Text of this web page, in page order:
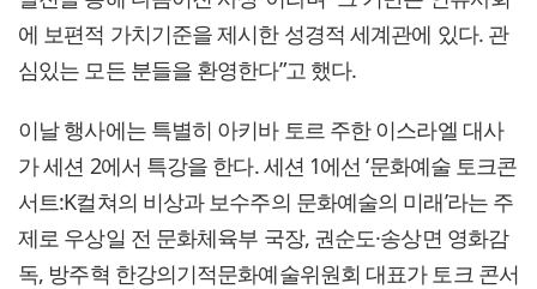
에 보편적 가치기준을 제시한 성경적 세계관에 있다. 관
심있는 모든 분들을 환영한다”고 했다.
이날 행사에는 특별히 아키바 토르 주한 이스라엘 대사
가 세션 2에서 특강을 한다. 세션 1에선 ‘문화예술 토크콘
서트:K컬쳐의 비상과 보수주의 문화예술의 미래’라는 주
제로 우상일 전 문화체육부 국장, 권순도·송상면 영화감
독, 방주혁 한강의기적문화예술위원회 대표가 토크 콘서